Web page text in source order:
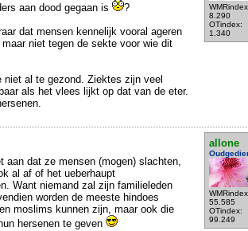
8.290
OTindex:
1.340
aan dood gegaan is
?
dat mensen kennelijk vooral ageren
niet tegen de sekte voor wie dit
niet al te gezond. Ziektes zijn veel
als het vlees lijkt op dat van de eter.
allone
55.585
OTindex:
99.249
aan dat ze mensen (mogen) slachten,
al af of het ueberhaupt
Want niemand zal zijn familieleden
worden de meeste hindoes
moslims kunnen zijn, maar ook die
hersenen te geven